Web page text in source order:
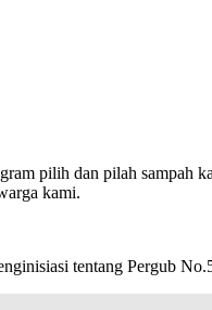
pilih dan pilah sampah
kami.
tentang Pergub